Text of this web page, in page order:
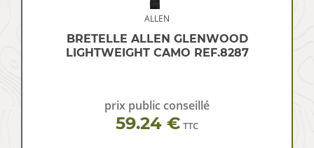
ALLEN
BRETELLE ALLEN GLENWOOD
LIGHTWEIGHT CAMO REF.8287
prix public conseillé
59.24 € TTC